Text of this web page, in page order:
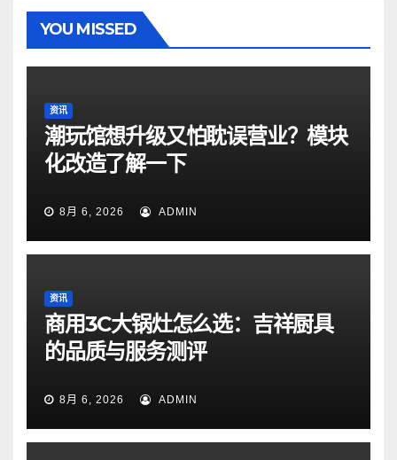
YOU MISSED
资讯
潮玩馆想升级又怕耽误营业？模块
化改造了解一下
8月 6, 2026 ADMIN
资讯
商用3C大锅灶怎么选：吉祥厨具
的品质与服务测评
8月 6, 2026 ADMIN